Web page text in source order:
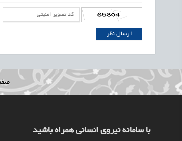
با سامانه نیروی انسانی همراه باشید